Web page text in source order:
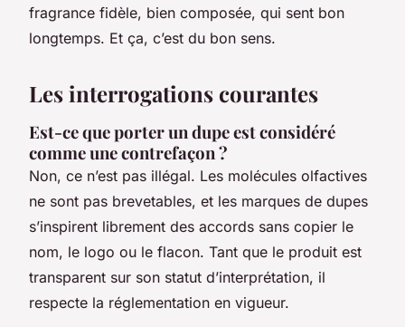
fragrance fidèle, bien composée, qui sent bon
longtemps. Et ça, c’est du bon sens.
Les interrogations courantes
Est-ce que porter un dupe est considéré
comme une contrefaçon ?
Non, ce n’est pas illégal. Les molécules olfactives
ne sont pas brevetables, et les marques de dupes
s’inspirent librement des accords sans copier le
nom, le logo ou le flacon. Tant que le produit est
transparent sur son statut d’interprétation, il
respecte la réglementation en vigueur.